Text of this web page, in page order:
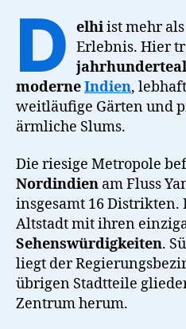
D elhiist mehr
Erlebnis. Hier
moderneIndien,
weitläufige Gärten und
ärmliche Slums.
Die riesige Metropole
Nordindien am Fluss
insgesamt 16 Distrikten.
Altstadt mit ihren
Sehenswürdigkeiten.
liegt der
übrigen Stadtteile
Zentrum herum.